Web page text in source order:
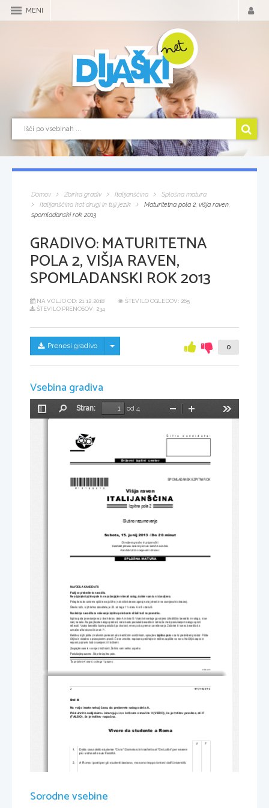
MENI
Domov Zbirka gradiv Italijanščina
Splošna matura
Italijanščina kot drugi in tuji jezik
Maturitetna pola 2, višja raven,
spomladanski rok 2013
GRADIVO:MATURITETNA
POLA 2, VIŠJA RAVEN,
SPOMLADANSKI ROK 2013
NA VOLJO OD: 21.12.2018
ŠTEVILO OGLEDOV: 265
ŠTEVILO PRENOSOV: 234
Prenesi gradivo Skrij/prikaži meni 0
Vsebina gradiva
Preklopi
Stran:
od 4
Pomanjšaj
Slušno razumevanje
Dovoljeno gradivo in pripomočki:
Kandidat prinese nalivno pero ali kemični svinčnik.
Kandidat dobi ocenjevalni obrazec.
Ta pola ima 4 strani, od tega 1 prazno.
SPOMLADANSKI IZPITNI ROK
Sobota, 15. junij 2013 / Do 20 minut
Višja raven
Državni  izpitni  center
SPLOŠNA MATURA
NAVODILA KANDIDATU
Pazljivo preberite ta navodila.
Ne odpirajte izpitne pole in ne začenjajte reševati nalog, dokler vam to ni dovoljeno.
Prilepite kodo oziroma vpišite svojo šifro (v okvirček desno zgoraj na tej strani in na ocenjevalni obrazec).
Število točk, ki jih lahko dosežete, je 20, od tega 11 v delu A in 9 v delu B.
Naslednja navodila za reševanje izpitne pole boste slišali tudi na posnetku.
Izpitna pola je sestavljena iz dveh delov, dela A in dela B. Vsak del vsebuje govorjeno izhodiščno besedilo in nalogo, ki se
nanj nanaša. Najprej boste nalogo prebrali, nato boste poslušali besedilo in lahko že med poslušanjem nalogo sproti
reševali. Vsako besedilo boste poslušali po dvakrat, vmes pa bo premor za reševanje. Začetek in konec besedila bo
označeval takle zvočni znak /*/.
Rešitve, ki jih pišite z nalivnim peresom ali s kemičnim svinčnikom, vpisujte v izpitno polo v za to predvideni prostor. Pišite
čitljivo in skladno s pravopisnimi pravili. Če se zmotite, napisano preč rtajte in rešitev zapišite na novo. Nečitljivi zapisi in
nejasni popravki bodo ocenjeni z 0 točkami.
Zaupajte vase in v svoje zmožnosti. Želimo vam veliko uspeha.
Poslušajte pozorno. Odprite izpitno polo.
© RIC 2013
Šifra kandidata:
Izpitna pola 2
2 M131-222-1-2
Del A
Na voljo imate nekaj časa, da preberete nalogo dela A.
Prisluhnite radijskemu intervjuju in s križcem označite V (VERO), če je trditev pravilna, ali F
(FALSO), če je trditev napačna.
Vivere da studente a Roma
                                                                                                                                              V                                                                       F
1.     Dalla casa dello studente "Civis" Daniela si è trasferita al "De Lollis" per essere
più vicina alla sua Facoltà.
2.     A Roma i posti per gli studenti bastano, ma sono troppo lontani dall'Università.
5.     La casa dello studente ha dei contratti
studenti di lavare i panni sporchi ad un prezzo conveniente.
Sorodne vsebine